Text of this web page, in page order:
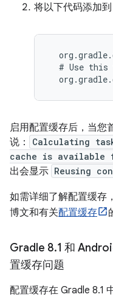
将以下代码添加到
# Use this
启用配置缓存后，当您
说：
Calculating
cache is available
出会显示 Reusing
如需详细了解配置缓存
博文和有关配置缓存
Gradle 8.1 和
置缓存问题
配置缓存在 Gradle 8.1